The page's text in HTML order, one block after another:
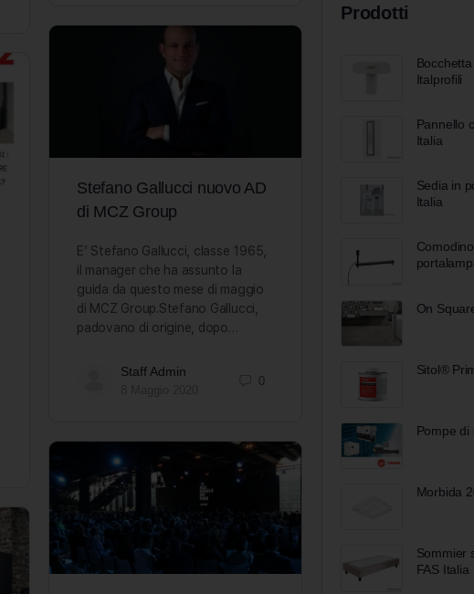
Stefano Gallucci nuovo AD
di MCZ Group
E’ Stefano Gallucci, classe 1965,
il manager che ha assunto la
guida da questo mese di maggio
di MCZ Group.Stefano Gallucci,
padovano di origine, dopo…
Staff Admin
0
Prodotti
Italprofili
Pannello
Italia
Sedia in
Italia
On
Sitol®
Pompe di
Morbida
Sommier
FAS Italia